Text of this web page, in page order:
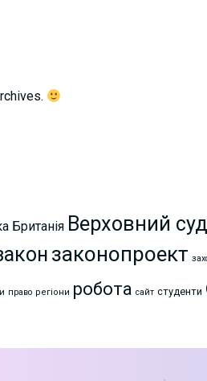
Британія Верховний суд
законопроект
право регіони робота сайт студенти